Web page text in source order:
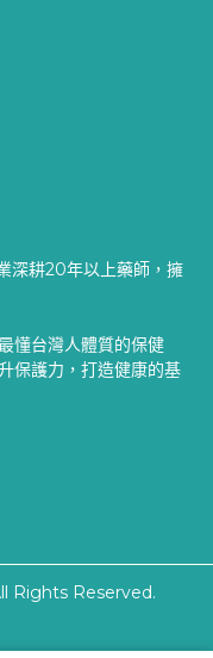
深耕20年以上藥師，擁
懂台灣人體質的保健
保護力，打造健康的基
Rights Reserved.